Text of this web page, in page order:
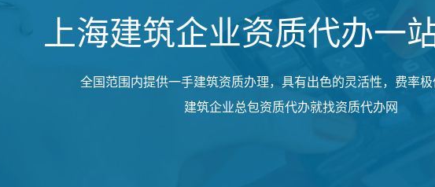
上海建筑企业资质代办一
全国范围内提供一手建筑资质办理，具有出色的灵活性，费率极
建筑企业总包资质代办就找资质代办网